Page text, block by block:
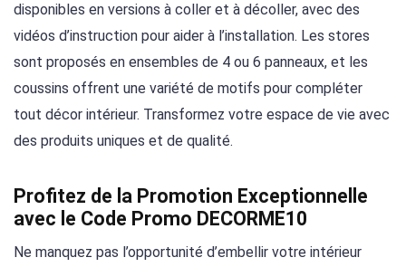
disponibles en versions à coller et à décoller, avec des
vidéos d’instruction pour aider à l’installation. Les stores
sont proposés en ensembles de 4 ou 6 panneaux, et les
coussins offrent une variété de motifs pour compléter
tout décor intérieur. Transformez votre espace de vie avec
des produits uniques et de qualité.
Profitez de la Promotion Exceptionnelle
avec le Code Promo DECORME10
Ne manquez pas l’opportunité d’embellir votre intérieur